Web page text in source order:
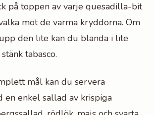
på toppen av varje quesadilla-bit
mot de varma kryddorna. Om
den lite kan du blanda i lite
tabasco.
mål kan du servera
en enkel sallad av krispiga